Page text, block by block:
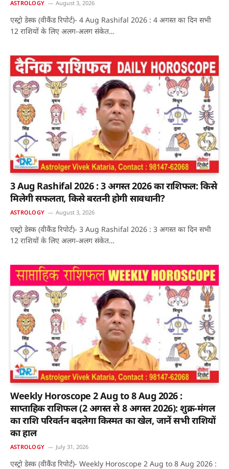
ASTROLOGY August 3, 2026
एस्ट्रो डेस्क (वीकैंड रिपोर्ट)- 4 Aug Rashifal 2026 : 4 अगस्त का दिन सभी
12 राशियों के लिए अलग-अलग संकेत…
3 Aug Rashifal 2026 : 3 अगस्त 2026 का राशिफल: किसे
मिलेगी सफलता, किसे बरतनी होगी सावधानी?
ASTROLOGY August 3, 2026
एस्ट्रो डेस्क (वीकैंड रिपोर्ट)- 3 Aug Rashifal 2026 : 3 अगस्त का दिन सभी
12 राशियों के लिए अलग-अलग संकेत…
Weekly Horoscope 2 Aug to 8 Aug 2026 :
साप्ताहिक राशिफल (2 अगस्त से 8 अगस्त 2026): शुक्र-मंगल
का राशि परिवर्तन बदलेगा किस्मत का खेल, जानें सभी राशियों
का हाल
ASTROLOGY July 31, 2026
एस्ट्रो डेस्क (वीकैंड रिपोर्ट)- Weekly Horoscope 2 Aug to 8 Aug 2026 :